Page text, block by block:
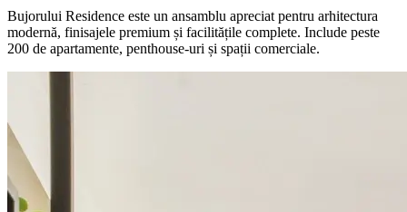
Bujorului Residence este un ansamblu apreciat pentru arhitectura
modernă, finisajele premium și facilitățile complete. Include peste
200 de apartamente, penthouse-uri și spații comerciale.